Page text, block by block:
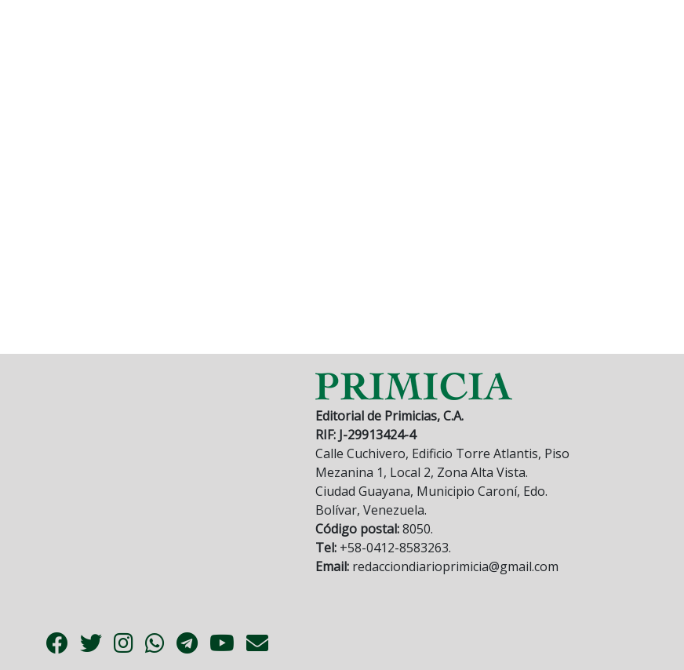
Editorial de Primicias, C.A.
RIF: J-29913424-4
Calle Cuchivero, Edificio Torre Atlantis, Piso
Mezanina 1, Local 2, Zona Alta Vista.
Ciudad Guayana, Municipio Caroní, Edo.
Bolívar, Venezuela.
Código postal:8050.
Tel: +58-0412-8583263.
Email: redacciondiarioprimicia@gmail.com